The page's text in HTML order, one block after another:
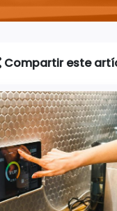
Compartir este